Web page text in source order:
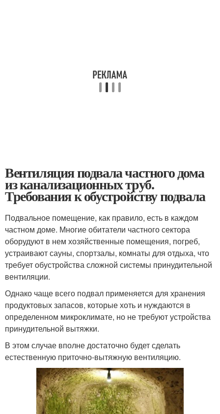
Вентиляция подвала частного дома
из канализационных труб.
Требования к обустройству подвала
Подвальное помещение, как правило, есть в каждом
частном доме. Многие обитатели частного сектора
оборудуют в нем хозяйственные помещения, погреб,
устраивают сауны, спортзалы, комнаты для отдыха, что
требует обустройства сложной системы принудительной
вентиляции.
Однако чаще всего подвал применяется для хранения
продуктовых запасов, которые хоть и нуждаются в
определенном микроклимате, но не требуют устройства
принудительной вытяжки.
В этом случае вполне достаточно будет сделать
естественную приточно-вытяжную вентиляцию.